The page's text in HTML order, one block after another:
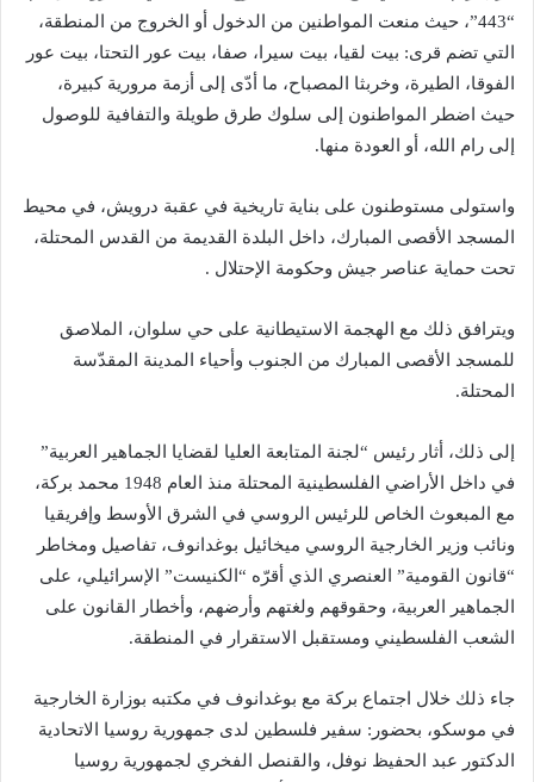
“443”، حيث منعت المواطنين من الدخول أو الخروج من المنطقة،
التي تضم قرى: بيت لقيا، بيت سيرا، صفا، بيت عور التحتا، بيت عور
الفوقا، الطيرة، وخربثا المصباح، ما أدّى إلى أزمة مرورية كبيرة،
حيث اضطر المواطنون إلى سلوك طرق طويلة والتفافية للوصول
إلى رام الله، أو العودة منها.
واستولى مستوطنون على بناية تاريخية في عقبة درويش، في محيط
المسجد الأقصى المبارك، داخل البلدة القديمة من القدس المحتلة،
تحت حماية عناصر جيش وحكومة الإحتلال .
ويترافق ذلك مع الهجمة الاستيطانية على حي سلوان، الملاصق
للمسجد الأقصى المبارك من الجنوب وأحياء المدينة المقدّسة
المحتلة.
إلى ذلك، أثار رئيس “لجنة المتابعة العليا لقضايا الجماهير العربية”
في داخل الأراضي الفلسطينية المحتلة منذ العام 1948 محمد بركة،
مع المبعوث الخاص للرئيس الروسي في الشرق الأوسط وإفريقيا
ونائب وزير الخارجية الروسي ميخائيل بوغدانوف، تفاصيل ومخاطر
“قانون القومية” العنصري الذي أقرّه “الكنيست” الإسرائيلي، على
الجماهير العربية، وحقوقهم ولغتهم وأرضهم، وأخطار القانون على
الشعب الفلسطيني ومستقبل الاستقرار في المنطقة.
جاء ذلك خلال اجتماع بركة مع بوغدانوف في مكتبه بوزارة الخارجية
في موسكو، بحضور: سفير فلسطين لدى جمهورية روسيا الاتحادية
الدكتور عبد الحفيظ نوفل، والقنصل الفخري لجمهورية روسيا